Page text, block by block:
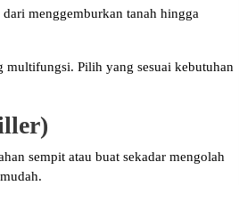
menggemburkan tanah hingga
multifungsi. Pilih yang sesuai kebutuhan
sempit atau buat sekadar mengolah